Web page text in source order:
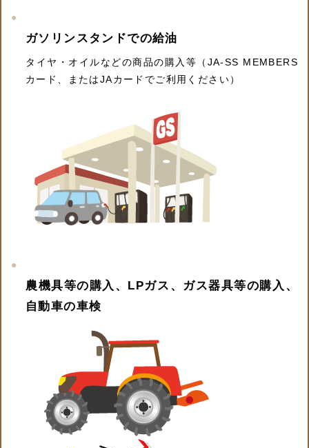
ガソリンスタンドでの給油
タイヤ・オイルなどの商品の購入等（JA-SS MEMBERS
カード、またはJAカードでご利用ください）
農機具等の購入、LPガス、ガス器具等の購入、
自動車の車検